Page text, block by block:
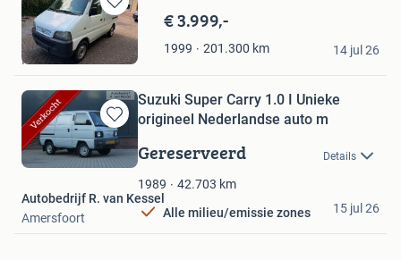
Bewaren
in
Mijn
Favorieten
€ 3.999,-
1999 201.300 km
Classic Cars Heerde
Heerde
14 jul 26
Bewaren
in
Mijn
Favorieten
Suzuki Super Carry 1.0 I Unieke
origineel Nederlandse auto m
Gereserveerd Details
1989 42.703 km
Alle milieu/emissie zones
Autobedrijf R. van Kessel
Amersfoort
15 jul 26